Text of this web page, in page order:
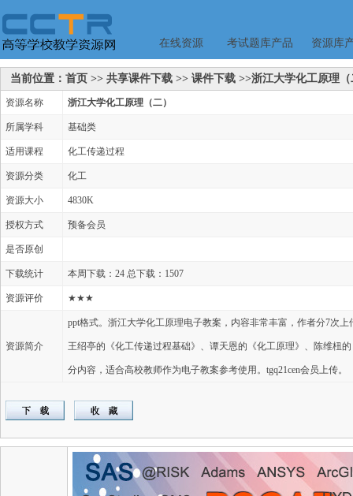
在线资源 考试题库产品 资源库
当前位置：首页 >> 共享课件下载 >> 课件下载 >>浙江大学化工原理（
资源名称 浙江大学化工原理（二）
所属学科 基础类
适用课程 化工传递过程
资源分类 化工
资源大小 4830K
授权方式 预备会员
是否原创
下载统计 本周下载：24 总下载：1507
资源评价 ★★★
资源简介
ppt格式。浙江大学化工原理电子教案，内容非常丰富，作者分7次
王绍亭的《化工传递过程基础》、谭天恩的《化工原理》、陈维杻
分内容，适合高校教师作为电子教案参考使用。tgq21cen会员上传。